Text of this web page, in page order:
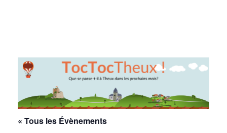
« Tous les Évènements